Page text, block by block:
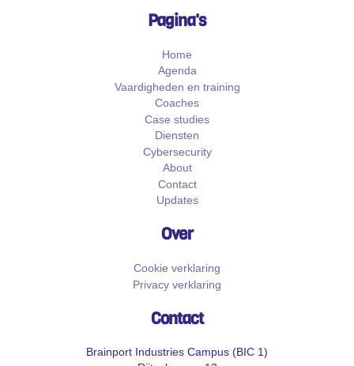
Pagina's
Home
Agenda
Vaardigheden en training
Coaches
Case studies
Diensten
Cybersecurity
About
Contact
Updates
Over
Cookie verklaring
Privacy verklaring
Contact
Brainport Industries Campus (BIC 1)